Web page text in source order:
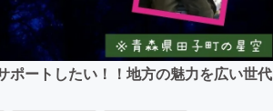
ポートしたい！！地方の魅力を広い世代